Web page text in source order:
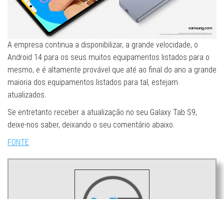
A empresa continua a disponibilizar, a grande velocidade, o
Android 14 para os seus muitos equipamentos listados para o
mesmo, e é altamente provável que até ao final do ano a grande
maioria dos equipamentos listados para tal, estejam
atualizados.
Se entretanto receber a atualização no seu Galaxy Tab S9,
deixe-nos saber, deixando o seu comentário abaixo.
FONTE